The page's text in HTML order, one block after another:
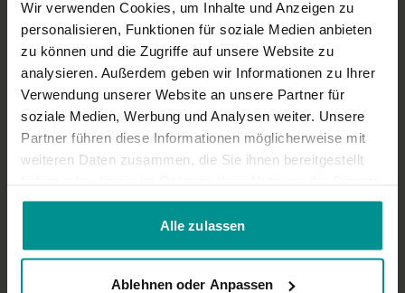
Wir verwenden Cookies, um Inhalte und Anzeigen zu
personalisieren, Funktionen für soziale Medien anbieten
zu können und die Zugriffe auf unsere Website zu
analysieren. Außerdem geben wir Informationen zu Ihrer
Verwendung unserer Website an unsere Partner für
soziale Medien, Werbung und Analysen weiter. Unsere
Partner führen diese Informationen möglicherweise mit
weiteren Daten zusammen, die Sie ihnen bereitgestellt
gesammelt haben.
Alle zulassen
Ablehnen oder Anpassen
0
Astrid M. Januar 15
Sehr schöner Flow für den ganzen Körper. Einfach
unprätentiös einmal alles durchgedehnt. Vielen Dank!
0
Ähnliche Videos